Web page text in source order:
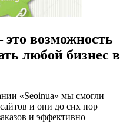
возможность
любой бизнес в
«Seoinua» мы смогли
и они до сих пор
и эффективно